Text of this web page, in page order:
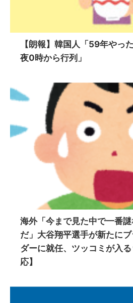
【朗報】韓国人「59年やっ
夜0時から行列」
海外「今まで見た中で一番
だ」大谷翔平選手が新たに
ダーに就任、ツッコミが入
応】